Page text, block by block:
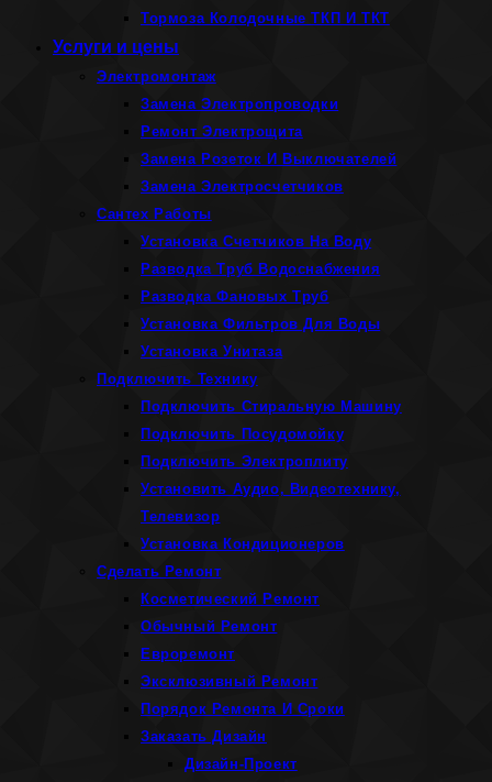
Тормоза Колодочные ТКП И ТКТ
Услуги и цены
Электромонтаж
Замена Электропроводки
Ремонт Электрощита
Замена Розеток И Выключателей
Замена Электросчетчиков
Сантех Работы
Установка Счетчиков На Воду
Разводка Труб Водоснабжения
Разводка Фановых Труб
Установка Фильтров Для Воды
Установка Унитаза
Подключить Технику
Подключить Стиральную Машину
Подключить Посудомойку
Подключить Электроплиту
Установить Аудио, Видеотехнику,
Телевизор
Установка Кондиционеров
Сделать Ремонт
Косметический Ремонт
Обычный Ремонт
Евроремонт
Эксклюзивный Ремонт
Порядок Ремонта И Сроки
Заказать Дизайн
Дизайн-Проект